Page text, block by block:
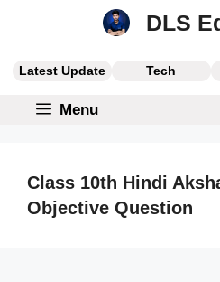
DLS
Latest Update Tech
Menu
Class 10th Hindi
Objective Question